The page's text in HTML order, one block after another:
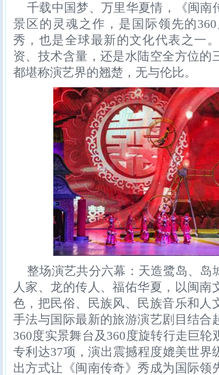
千载中国梦、万里华夏情，《闽南
景区的灵魂之作，是国际领先的
秀，也是全球最新的文化代表之一
资、技术含量，还是水陆空全方位的
都堪称演艺界的翘楚，无与伦比。
整场演艺共分六幕：天造鹭岛、岛
人家、龙的传人、福佑华夏，以闽南
色，把民俗、民族风、民族音乐和人
手法与国际最新的旅游演艺剧目结合
360度实景舞台及360度旋转行走巨
专利达37项，演出震撼程度媲美世界
出方式让《闽南传奇》秀成为国际领